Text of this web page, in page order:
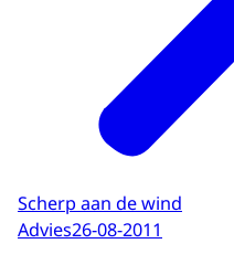
Scherp aan de wind
Advies26-08-2011